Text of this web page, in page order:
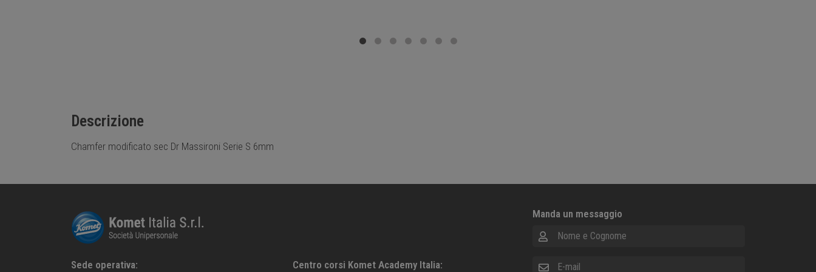
Descrizione
Chamfer modificato sec Dr Massironi Serie S 6mm
Sede operativa: Centro corsi Komet Academy Italia:
Manda un messaggio
Nome e Cognome
E-mail